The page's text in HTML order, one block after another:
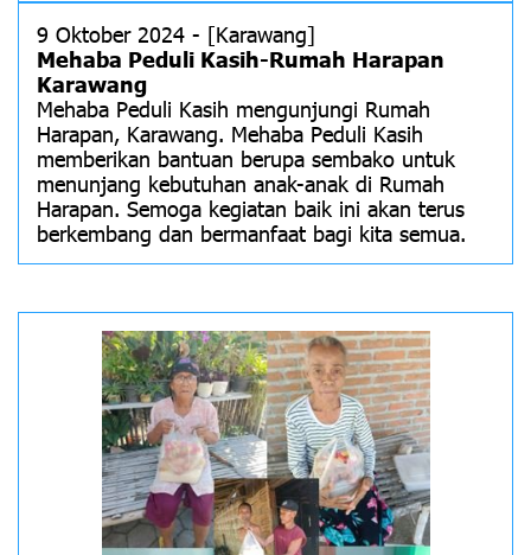
9 Oktober 2024 - [Karawang]
Mehaba Peduli Kasih-Rumah Harapan
Karawang
Mehaba Peduli Kasih mengunjungi Rumah
Harapan, Karawang. Mehaba Peduli Kasih
memberikan bantuan berupa sembako untuk
menunjang kebutuhan anak-anak di Rumah
Harapan. Semoga kegiatan baik ini akan terus
berkembang dan bermanfaat bagi kita semua.